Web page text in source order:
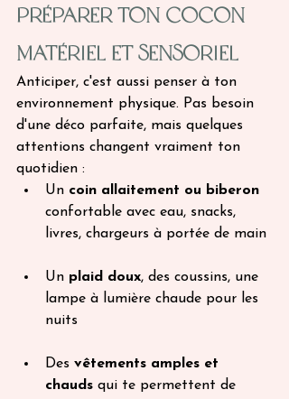
Préparer ton cocon
matériel et sensoriel
Anticiper, c'est aussi penser à ton
environnement physique. Pas besoin
d'une déco parfaite, mais quelques
attentions changent vraiment ton
quotidien :
Un coin allaitement ou biberon
confortable avec eau, snacks,
livres, chargeurs à portée de main
Un plaid doux, des coussins, une
lampe à lumière chaude pour les
nuits
Des vêtements amples et
chauds qui te permettent de